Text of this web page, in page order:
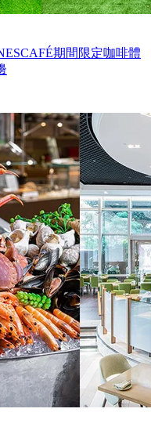
期間限定咖啡體